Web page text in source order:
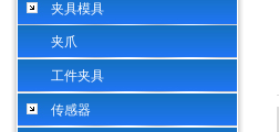
夹具模具
夹爪
工件夹具
传感器